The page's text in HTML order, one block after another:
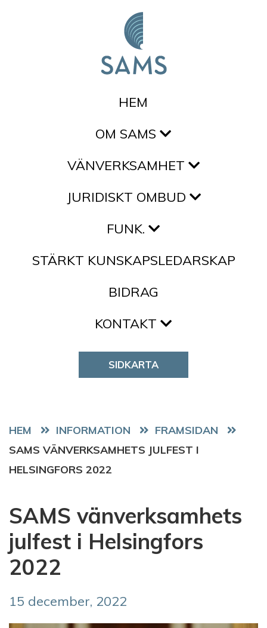
HEM
OM SAMS
VÄNVERKSAMHET
JURIDISKT OMBUD
FUNK.
STÄRKT KUNSKAPSLEDARSKAP
BIDRAG
KONTAKT
SIDKARTA
HEM
FRAMSIDAN
SAMS VÄNVERKSAMHETS JULFEST I
HELSINGFORS 2022
SAMS vänverksamhets
julfest i Helsingfors
2022
15 december, 2022